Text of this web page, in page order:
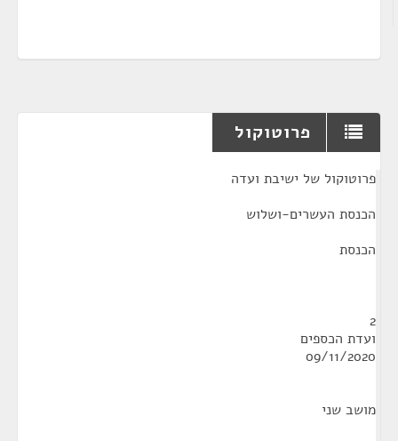
פרוטוקול
פרוטוקול של ישיבת ועדה
הכנסת העשרים-ושלוש
הכנסת
2
ועדת הכספים
09/11/2020
מושב שני